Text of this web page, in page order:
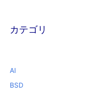
カテゴリ
AI
BSD